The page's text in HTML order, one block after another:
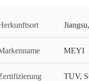
MEYI
TUV,